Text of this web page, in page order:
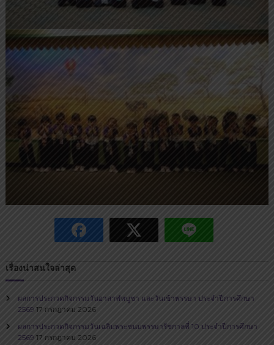
เรื่องน่าสนใจล่าสุด
ผลการประกวดกิจกรรมวันอาสาฬหบูชา และวันเข้าพรรษา ประจำปีการศึกษา
2569 17 กรกฎาคม 2026
ผลการประกวดกิจกรรมวันเฉลิมพระชนมพรรษารัชกาลที่ 10 ประจำปีการศึกษา
2569 17 กรกฎาคม 2026